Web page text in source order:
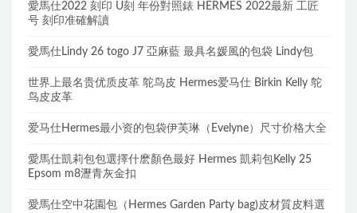
愛馬仕2022 刻印 U刻 年份對照錶 HERMES 2022最新 工匠
号 刻印准確解讀
愛馬仕Lindy 26 togo J7 亞麻藍 最具名媛風的包袋 Lindy包
世界上最名贵优质皮革 鸵鸟皮 Hermes爱马仕 Birkin Kelly 鸵
鸟皮皮革
爱马仕Hermes最小资的包袋伊芙琳（Evelyne）尺寸价格大全
愛馬仕凱莉包包選擇什麽顏色最好 Hermes 凱莉包Kelly 25
Epsom m8瀝青灰金扣
愛馬仕空中花園包（Hermes Garden Party bag)皮材質皮料選